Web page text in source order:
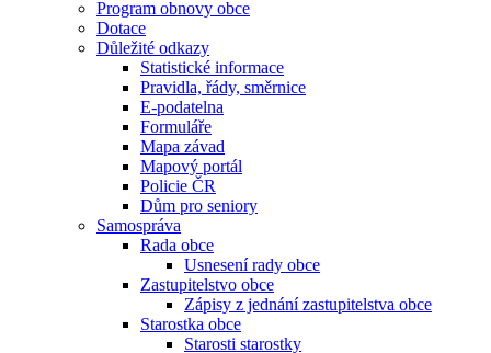
Program obnovy obce
Dotace
Důležité odkazy
Statistické informace
Pravidla, řády, směrnice
E-podatelna
Formuláře
Mapa závad
Mapový portál
Policie ČR
Dům pro seniory
Samospráva
Rada obce
Usnesení rady obce
Zastupitelstvo obce
Zápisy z jednání zastupitelstva obce
Starostka obce
Starosti starostky